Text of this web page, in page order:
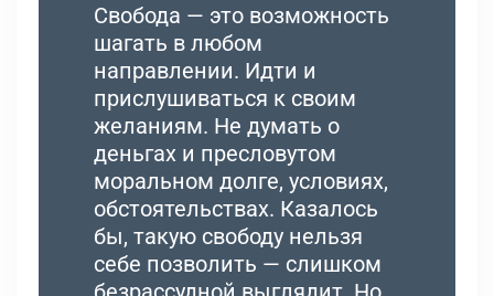
Свобода — это возможность
шагать в любом
направлении. Идти и
прислушиваться к своим
желаниям. Не думать о
деньгах и пресловутом
моральном долге, условиях,
обстоятельствах. Казалось
бы, такую свободу нельзя
себе позволить — слишком